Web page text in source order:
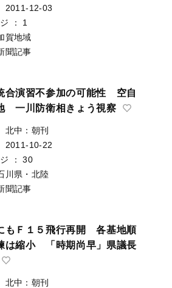
2011-12-03
：
1
賀地域
聞記事
合演習不参加の可能性 空自
一川防衛相きょう視察
北中：朝刊
2011-10-22
：
30
川県・北陸
聞記事
もＦ１５飛行再開 各基地順
は縮小 「時期尚早」県議長
北中：朝刊